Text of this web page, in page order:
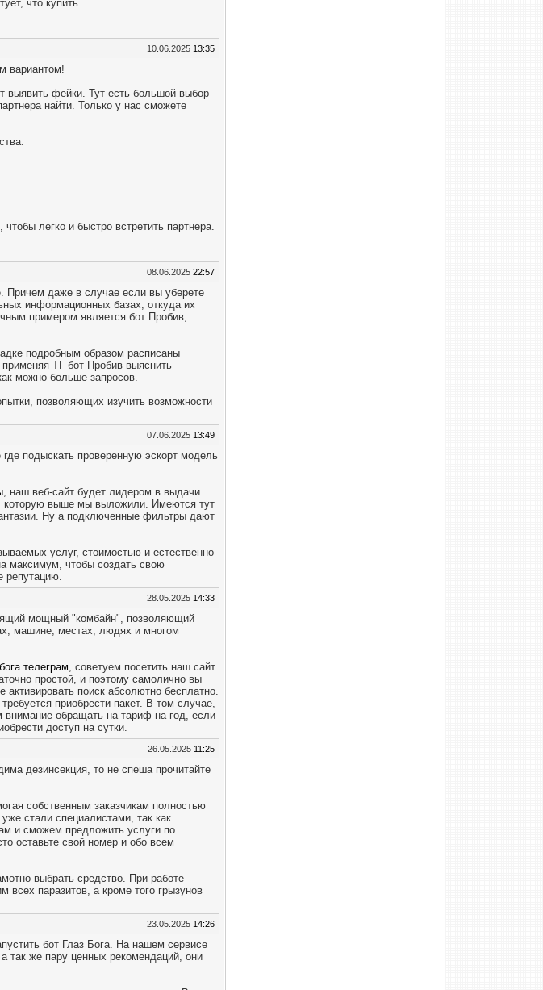
что купить.
10.06.2025 13:35
вариантом!
выявить фейки. Тут есть большой выбор
найти. Только у нас сможете
легко и быстро встретить партнера.
08.06.2025 22:57
Причем даже в случае если вы уберете
информационных базах, откуда их
примером является бот Пробив,
подробным образом расписаны
ТГ бот Пробив выяснить
можно больше запросов.
позволяющих изучить возможности
07.06.2025 13:49
подыскать проверенную эскорт модель
, наш веб-сайт будет лидером в выдачи.
которую выше мы выложили. Имеются тут
Ну а подключенные фильтры дают
услуг, стоимостью и естественно
максимум, чтобы создать свою
репутацию.
28.05.2025 14:33
мощный "комбайн", позволяющий
машине, местах, людях и многом
телеграм, советуем посетить наш сайт
простой, и поэтому самолично вы
поиск абсолютно бесплатно.
приобрести пакет. В том случае,
внимание обращать на тариф на год, если
доступ на сутки.
26.05.2025 11:25
дезинсекция, то не спеша прочитайте
собственным заказчикам полностью
стали специалистами, так как
и сможем предложить услуги по
оставьте свой номер и обо всем
выбрать средство. При работе
всех паразитов, а кроме того грызунов
23.05.2025 14:26
бот Глаз Бога. На нашем сервисе
так же пару ценных рекомендаций, они